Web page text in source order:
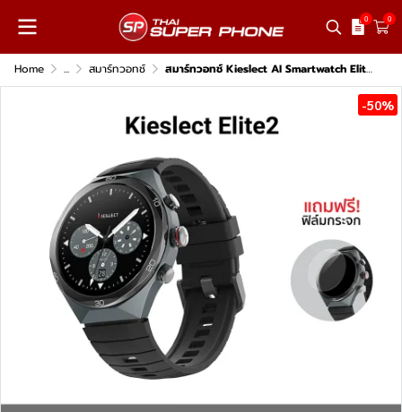
0 0
Home ... สมาร์ทวอทช์ สมาร์ทวอทช์ Kieslect AI Smartwatch Elite2
-50%